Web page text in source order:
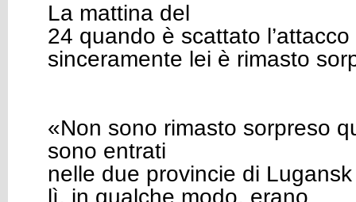
La mattina del
24 quando è scattato
sinceramente lei è rimasto
«Non sono rimasto sorpreso
sono entrati
nelle due provincie di
lì, in qualche modo, erano